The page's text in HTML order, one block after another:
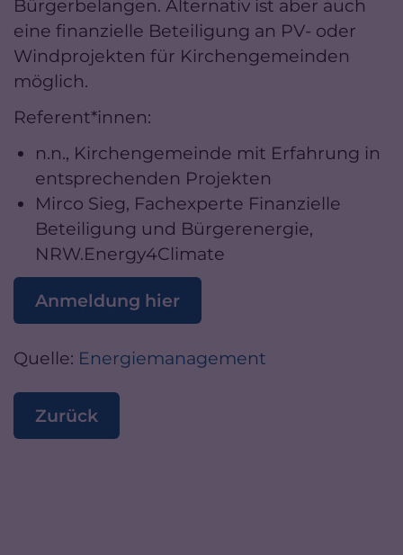
Bürgerbelangen. Alternativ ist aber auch
eine finanzielle Beteiligung an PV- oder
Windprojekten für Kirchengemeinden
möglich.
Referent*innen:
n.n., Kirchengemeinde mit Erfahrung in
entsprechenden Projekten
Mirco Sieg, Fachexperte Finanzielle
Beteiligung und Bürgerenergie,
NRW.Energy4Climate
Anmeldung hier
Quelle: Energiemanagement
Zurück